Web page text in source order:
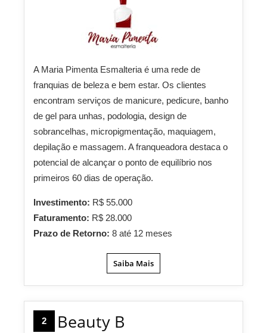
A Maria Pimenta Esmalteria é uma rede de
franquias de beleza e bem estar. Os clientes
encontram serviços de manicure, pedicure, banho
de gel para unhas, podologia, design de
sobrancelhas, micropigmentação, maquiagem,
depilação e massagem. A franqueadora destaca o
potencial de alcançar o ponto de equilíbrio nos
primeiros 60 dias de operação.
Investimento: R$ 55.000
Faturamento: R$ 28.000
Prazo de Retorno: 8 até 12 meses
Saiba Mais
2 Beauty B